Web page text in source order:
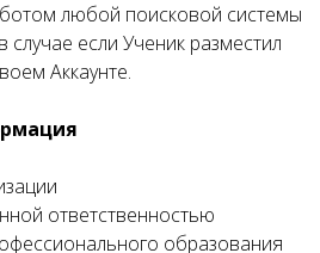
любой поисковой системы
если Ученик разместил
Аккаунте.
ответственностью
образования